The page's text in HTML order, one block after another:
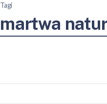
Tagi
martwa